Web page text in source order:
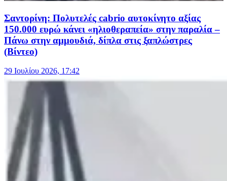
Σαντορίνη: Πολυτελές cabrio αυτοκίνητο αξίας
150.000 ευρώ κάνει «ηλιοθεραπεία» στην παραλία –
Πάνω στην αμμουδιά, δίπλα στις ξαπλώστρες
(Βίντεο)
29 Ιουλίου 2026, 17:42